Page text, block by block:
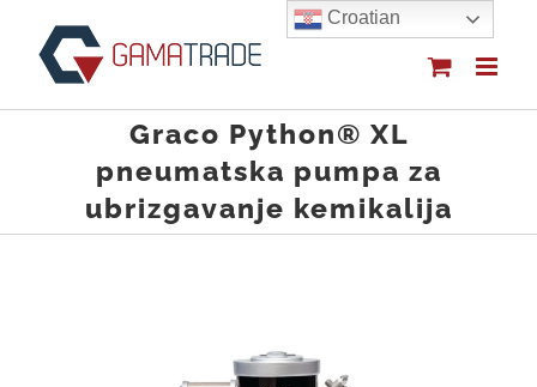
content
Graco Python® XL
pneumatska pumpa za
ubrizgavanje kemikalija
Croatian